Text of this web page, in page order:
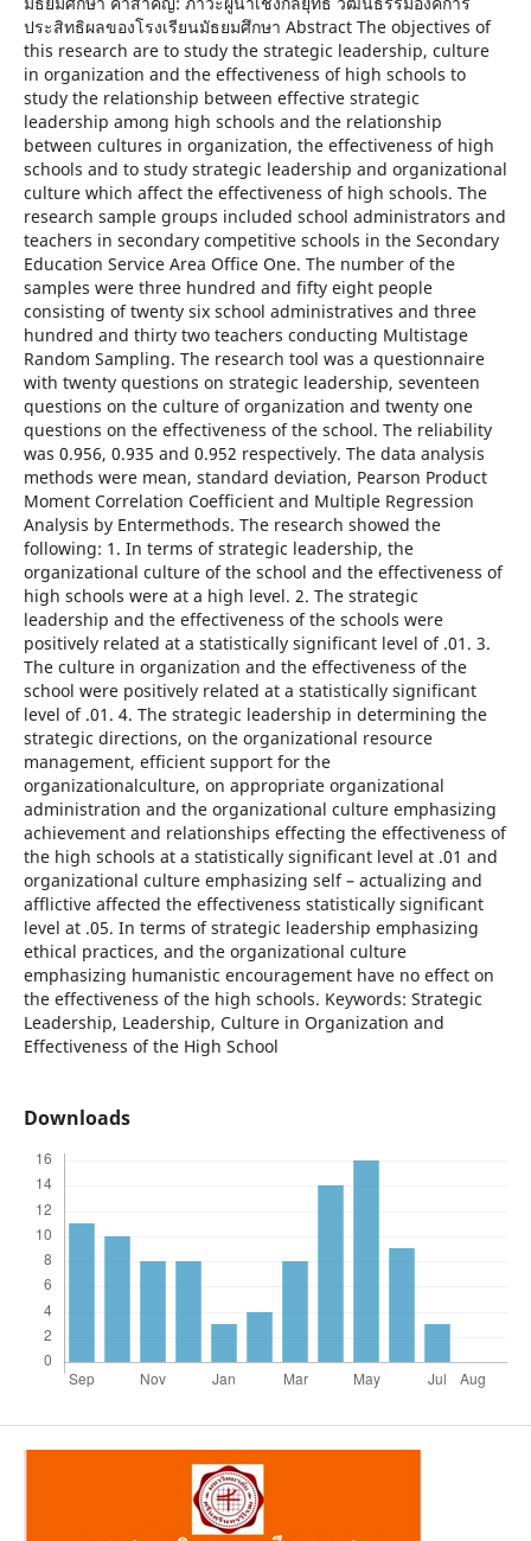
ประสิทธิผลของโรงเรียนมัธยมศึกษา Abstract The objectives of
this research are to study the strategic leadership, culture
in organization and the effectiveness of high schools to
study the relationship between effective strategic
leadership among high schools and the relationship
between cultures in organization, the effectiveness of high
schools and to study strategic leadership and organizational
culture which affect the effectiveness of high schools. The
research sample groups included school administrators and
teachers in secondary competitive schools in the Secondary
Education Service Area Office One. The number of the
samples were three hundred and fifty eight people
consisting of twenty six school administratives and three
hundred and thirty two teachers conducting Multistage
Random Sampling. The research tool was a questionnaire
with twenty questions on strategic leadership, seventeen
questions on the culture of organization and twenty one
questions on the effectiveness of the school. The reliability
was 0.956, 0.935 and 0.952 respectively. The data analysis
methods were mean, standard deviation, Pearson Product
Moment Correlation Coefficient and Multiple Regression
Analysis by Entermethods. The research showed the
following: 1. In terms of strategic leadership, the
organizational culture of the school and the effectiveness of
high schools were at a high level. 2. The strategic
leadership and the effectiveness of the schools were
positively related at a statistically significant level of .01. 3.
The culture in organization and the effectiveness of the
school were positively related at a statistically significant
level of .01. 4. The strategic leadership in determining the
strategic directions, on the organizational resource
management, efficient support for the
organizationalculture, on appropriate organizational
administration and the organizational culture emphasizing
achievement and relationships effecting the effectiveness of
the high schools at a statistically significant level at .01 and
organizational culture emphasizing self – actualizing and
afflictive affected the effectiveness statistically significant
level at .05. In terms of strategic leadership emphasizing
ethical practices, and the organizational culture
emphasizing humanistic encouragement have no effect on
the effectiveness of the high schools. Keywords: Strategic
Leadership, Leadership, Culture in Organization and
Effectiveness of the High School
Downloads